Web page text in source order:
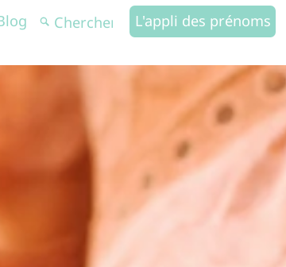
L'appli des prénoms